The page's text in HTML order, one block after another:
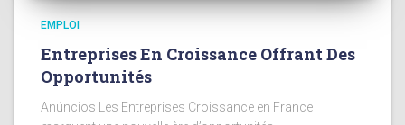
EMPLOI
Entreprises En Croissance Offrant Des
Opportunités
Anúncios Les Entreprises Croissance en France